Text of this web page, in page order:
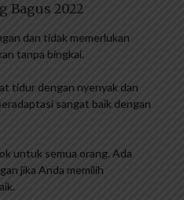
Bagus 2022
dan tidak memerlukan
tanpa bingkai.
tidur dengan nyenyak dan
sangat baik dengan
untuk semua orang. Ada
jika Anda memilih